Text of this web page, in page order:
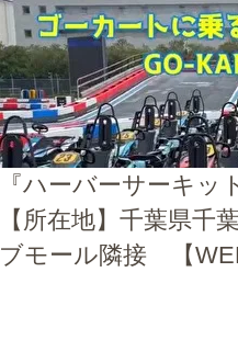
『ハーバーサーキッ
【所在地】千葉県
ブモール隣接 【